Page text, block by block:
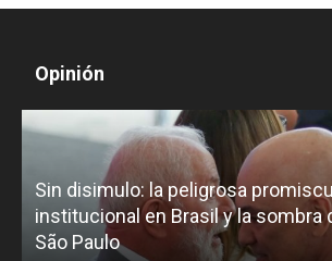
Opinión
Sin disimulo: la peligrosa
institucional en Brasil y la sombra
São Paulo